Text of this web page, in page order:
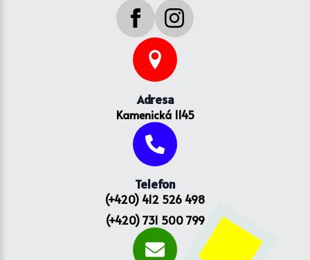
Adresa
Kamenická 1145
Telefon
(+420) 412 526 498
(+420) 731 500 799